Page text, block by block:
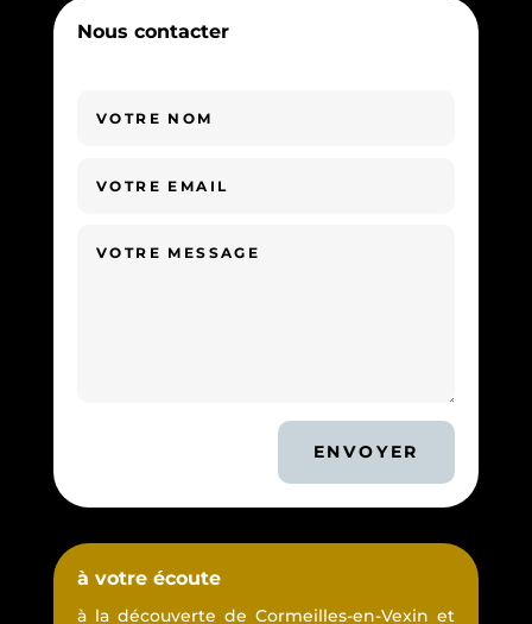
Nous contacter
ENVOYER
à votre écoute
à la découverte de Cormeilles-en-Vexin et